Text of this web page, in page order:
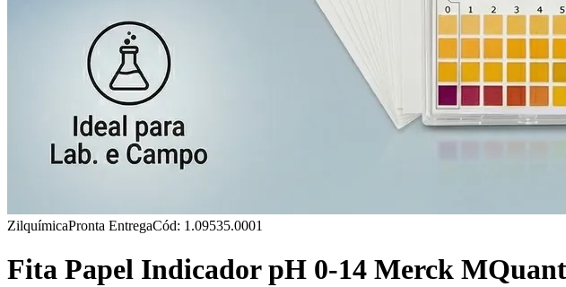
ZilquímicaPronta EntregaCód: 1.09535.0001
Fita Papel Indicador pH 0-14 Merck MQuant